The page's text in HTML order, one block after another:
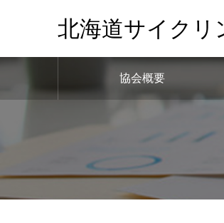
北海道サイクリ
協会概要